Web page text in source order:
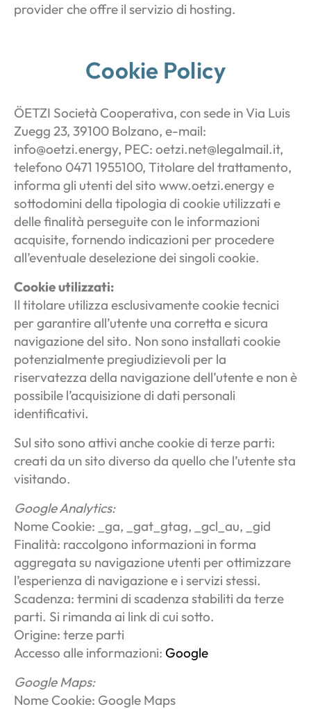
provider che offre il servizio di hosting.
Cookie Policy
ÖETZI Società Cooperativa, con sede in Via Luis
Zuegg 23, 39100 Bolzano, e-mail:
info@oetzi.energy, PEC: oetzi.net@legalmail.it,
telefono 0471 1955100, Titolare del trattamento,
informa gli utenti del sito www.oetzi.energy e
sottodomini della tipologia di cookie utilizzati e
delle finalità perseguite con le informazioni
acquisite, fornendo indicazioni per procedere
all’eventuale deselezione dei singoli cookie.
Cookie utilizzati:
Il titolare utilizza esclusivamente cookie tecnici
per garantire all’utente una corretta e sicura
navigazione del sito. Non sono installati cookie
potenzialmente pregiudizievoli per la
riservatezza della navigazione dell’utente e non è
possibile l’acquisizione di dati personali
identificativi.
Sul sito sono attivi anche cookie di terze parti:
creati da un sito diverso da quello che l’utente sta
visitando.
Google Analytics:
Nome Cookie: _ga, _gat_gtag, _gcl_au, _gid
Finalità: raccolgono informazioni in forma
aggregata su navigazione utenti per ottimizzare
l’esperienza di navigazione e i servizi stessi.
Scadenza: termini di scadenza stabiliti da terze
parti. Si rimanda ai link di cui sotto.
Origine: terze parti
Accesso alle informazioni: Google
Google Maps:
Nome Cookie: Google Maps